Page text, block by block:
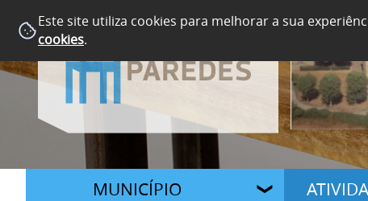
Este site utiliza cookies para melhorar a sua
cookies.
MUNICÍPIO